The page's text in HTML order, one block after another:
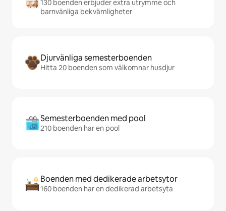
130 boenden erbjuder extra utrymme och
barnvänliga bekvämligheter
Djurvänliga semesterboenden
Hitta 20 boenden som välkomnar husdjur
Semesterboenden med pool
210 boenden har en pool
Boenden med dedikerade arbetsytor
160 boenden har en dedikerad arbetsyta